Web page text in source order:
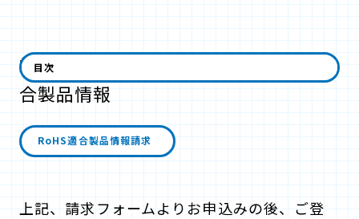
結露防止シート G-ブレスのRoHS適
合製品情報
RoHS適合製品情報請求
上記、請求フォームよりお申込みの後、ご登
目次